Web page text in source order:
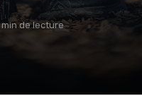
min de lecture